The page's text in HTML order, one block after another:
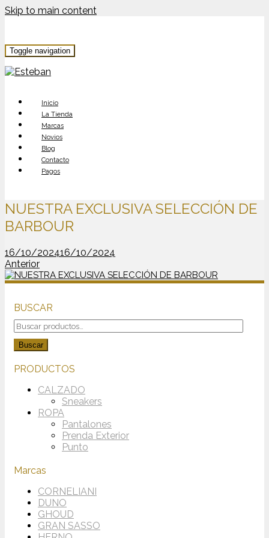
Skip to main content
Toggle navigation
Inicio
La Tienda
Marcas
Novios
Blog
Contacto
Pagos
NUESTRA EXCLUSIVA SELECCIÓN DE
BARBOUR
16/10/202416/10/2024
Anterior
BUSCAR
Buscar
por:
Buscar
PRODUCTOS
CALZADO
Sneakers
ROPA
Pantalones
Prenda Exterior
Punto
Marcas
CORNELIANI
DUNO
GHOUD
GRAN SASSO